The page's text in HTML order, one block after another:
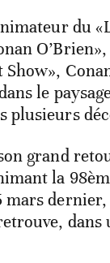
du
Show»,
le
plusieurs
grand
la 98
mars dernier,
dans